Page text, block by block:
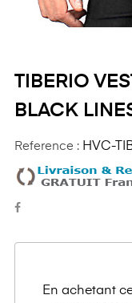
TIBERIO
BLACK
Reference : HVC-
En achetant